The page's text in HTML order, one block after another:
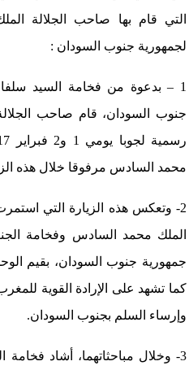
التي قام بها صاحب الجلالة
لجمهورية جنوب السودان :
1 – بدعوة من فخامة السيد
جنوب السودان، قام صاحب
محمد السادس مرفوقا خلال هذه
2- وتعكس هذه الزيارة التي
الملك محمد السادس وفخامة
جمهورية جنوب السودان، بقيم
كما تشهد على الإرادة القوية
وإرساء السلم بجنوب السودان.
3- وخلال مباحثاتهما، أشاد